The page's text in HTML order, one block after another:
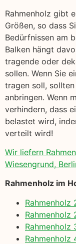
Rahmenholz gibt
Größen, so dass
Bedürfnissen am
Balken hängt
tragende oder
sollen. Wenn Sie
tragen soll,
anbringen. Wenn
verhindern, dass
belastet wird,
verteilt wird!
Wir liefern
Wiesengrund,
Rahmenholz im
Rahmenholz
Rahmenholz
Rahmenholz
Rahmenholz